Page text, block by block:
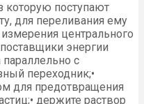
которую поступают
для переливания ему
центрального
энергии
с
переходник;•
для предотвращения
держите раствор